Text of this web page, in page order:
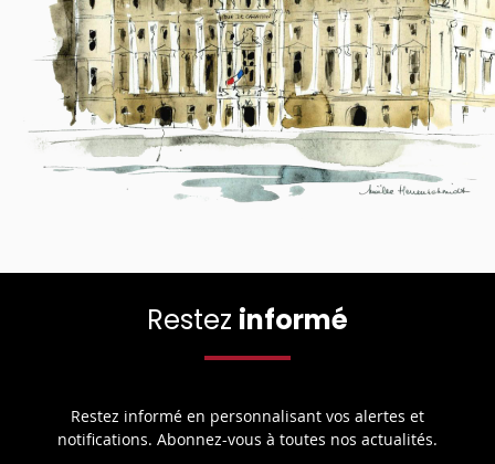
Restez informé
Restez informé en personnalisant vos alertes et
notifications. Abonnez-vous à toutes nos actualités.